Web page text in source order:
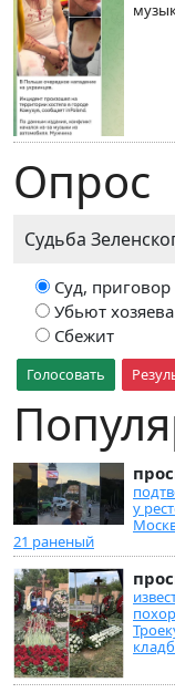
Опрос
Судьба
Суд, приговор
Убьют хозяева
Сбежит
Голосовать
у
21 раненый